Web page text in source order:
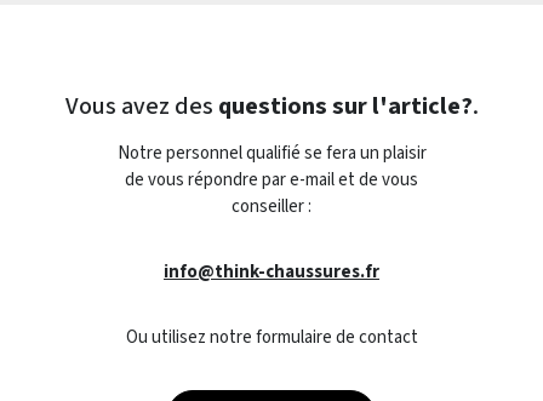
Vous avez des questions sur l'article?.
Notre personnel qualifié se fera un plaisir
de vous répondre par e-mail et de vous
conseiller :
info@think-chaussures.fr
Ou utilisez notre formulaire de contact